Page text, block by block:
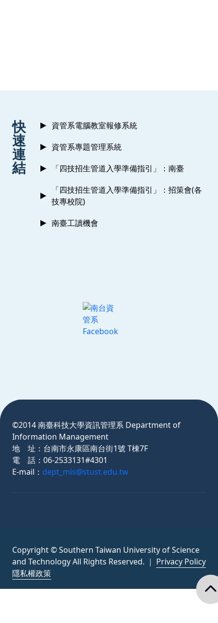
快
速
連
結
資管系電腦教室報修系統
資管系專題管理系統
「四技招生管道入學準備指引」：南臺
「四技招生管道入學準備指引」：招策會(各
技專校院)
南臺工讀機會
©2014 南臺科技大學資訊管理系 Department of
Information Management
地 址：台南市永康區南台街1號 T棟7F
電 話：06-2533131#4301
E-mail： dept_mis@stust.edu.tw
Copyright © Southern Taiwan University of Science
and Technology All Rights Reserved. ｜ Privacy Policy
隱私權政策